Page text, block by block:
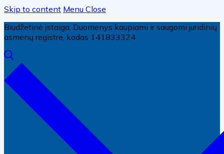
Skip to content Menu Close
Biudžetinė įstaiga. Duomenys kaupiami ir saugomi juridinių
asmenų registre, kodas 141833324